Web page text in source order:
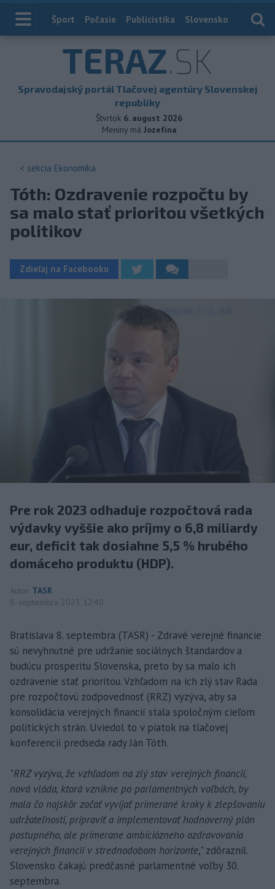
Index
Šport Počasie Publicistika Slovensko
TERAZ.SK
Spravodajský portál Tlačovej agentúry Slovenskej
republiky
Štvrtok 6. august 2026
Meniny má Jozefína
< sekcia Ekonomika
Tóth: Ozdravenie rozpočtu by
sa malo stať prioritou všetkých
politikov
Zdieľaj na Facebooku
Pre rok 2023 odhaduje rozpočtová rada
výdavky vyššie ako príjmy o 6,8 miliardy
eur, deficit tak dosiahne 5,5 % hrubého
domáceho produktu (HDP).
Autor TASR
8. septembra 2023 12:40
Bratislava 8. septembra (TASR) - Zdravé verejné financie
sú nevyhnutné pre udržanie sociálnych štandardov a
budúcu prosperitu Slovenska, preto by sa malo ich
ozdravenie stať prioritou. Vzhľadom na ich zlý stav Rada
pre rozpočtovú zodpovednosť (RRZ) vyzýva, aby sa
konsolidácia verejných financií stala spoločným cieľom
politických strán. Uviedol to v piatok na tlačovej
konferencii predseda rady Ján Tóth.
"RRZ vyzýva, že vzhľadom na zlý stav verejných financií,
nová vláda, ktorá vznikne po parlamentných voľbách, by
mala čo najskôr začať vyvíjať primerané kroky k zlepšovaniu
udržateľnosti, pripraviť a implementovať hodnoverný plán
postupného, ale primerane ambiciózneho ozdravovania
verejných financií v strednodobom horizonte," zdôraznil.
Slovensko čakajú predčasné parlamentné voľby 30.
septembra.